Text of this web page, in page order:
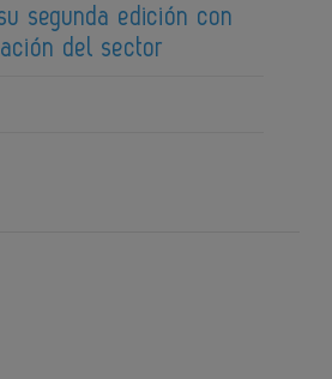
segunda edición con
del sector